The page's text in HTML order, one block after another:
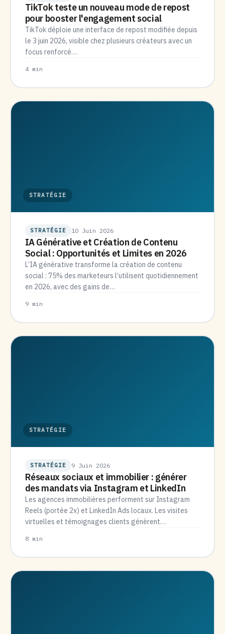
TikTok teste un nouveau mode de repost
pour booster l'engagement social
TikTok déploie une interface de repost modifiée depuis
le 3 juin 2026, visible chez plusieurs créateurs avec un
focus renforcé…
4 min
STRATÉGIE
STRATÉGIE 10 Juin 2026
IA Générative et Création de Contenu
Social : Opportunités et Limites en 2026
L’IA générative transforme la création de contenu
social : 75% des marketeurs l’utilisent quotidiennement
en 2026, avec des gains de…
9 min
STRATÉGIE
STRATÉGIE 9 Juin 2026
Réseaux sociaux et immobilier : générer
des mandats via Instagram et LinkedIn
Les agences immobilières performent sur Instagram
Reels (portée 2x) et LinkedIn Ads locaux. Les visites
virtuelles et témoignages clients génèrent…
8 min